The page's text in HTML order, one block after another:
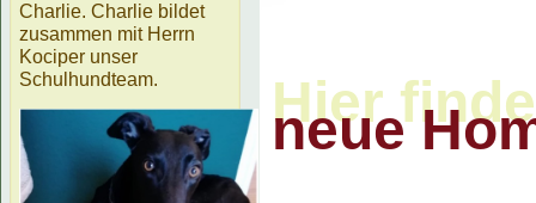
Charlie. Charlie bildet
zusammen mit Herrn
Kociper unser
Schulhundteam.
Hier
neue